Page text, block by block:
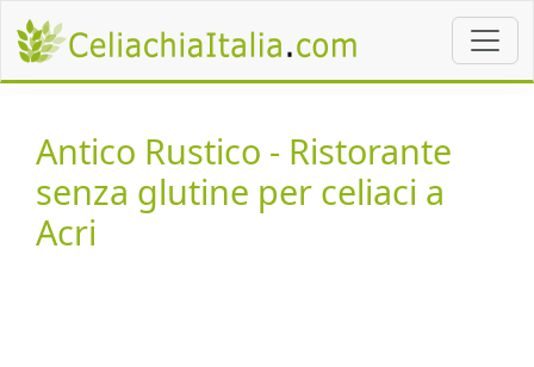
Antico Rustico - Ristorante
senza glutine per celiaci a
Acri